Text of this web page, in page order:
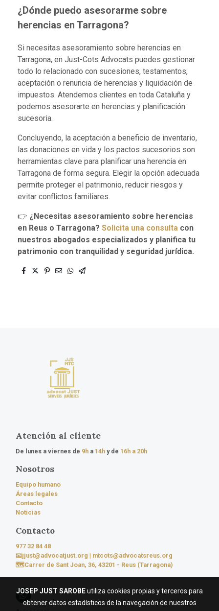
¿Dónde puedo asesorarme sobre
herencias en Tarragona?
Si necesitas asesoramiento sobre herencias en
Tarragona, en Just-Cots Advocats puedes gestionar
todo lo relacionado con sucesiones, testamentos,
aceptación o renuncia de herencias y liquidación de
impuestos. Atendemos clientes en toda Cataluña y
podemos asesorarte en herencias y planificación
sucesoria.
Concluyendo, la aceptación a beneficio de inventario,
las donaciones en vida y los pactos sucesorios son
herramientas clave para planificar una herencia en
Tarragona de forma segura. Elegir la opción adecuada
permite proteger el patrimonio, reducir riesgos y
evitar conflictos familiares.
👉 ¿Necesitas asesoramiento sobre herencias
en Reus o Tarragona? Solicita una consulta con
nuestros abogados especializados y planifica tu
patrimonio con tranquilidad y seguridad jurídica.
Atención al cliente
De lunes a viernes de 9h a 14h y de 16h a 20h
Nosotros
Equipo humano
Áreas legales
Contacto
Noticias
Contacto
977 32 84 48
📧jjust@advocatjust.org | mtcots@advocatsreus.org
🗺️Carrer de Sant Joan, 36, 43201 - Reus (Tarragona)
JOSEP JUST SAROBEutiliza cookies propias y terceros para
obtener datos estadísticos de la navegación de nuestros